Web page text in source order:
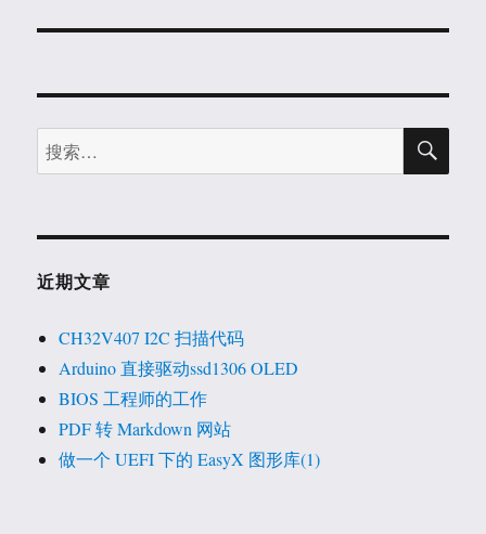
文
搜
索：
搜
近期文章
CH32V407 I2C 扫描代码
Arduino 直接驱动ssd1306 OLED
BIOS 工程师的工作
PDF 转 Markdown 网站
做一个 UEFI 下的 EasyX 图形库(1)